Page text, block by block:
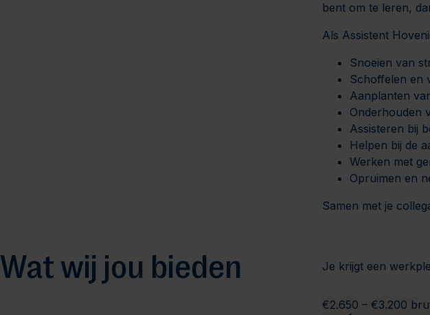
bent om te leren,
Als Assistent
Snoeien van
Schoffelen en
Aanplanten
Onderhouden
Assisteren bij
Helpen bij de
Werken met
Opruimen en
Samen met je
Wat wij jou bieden Je krijgt een
€2.650 – €3.200